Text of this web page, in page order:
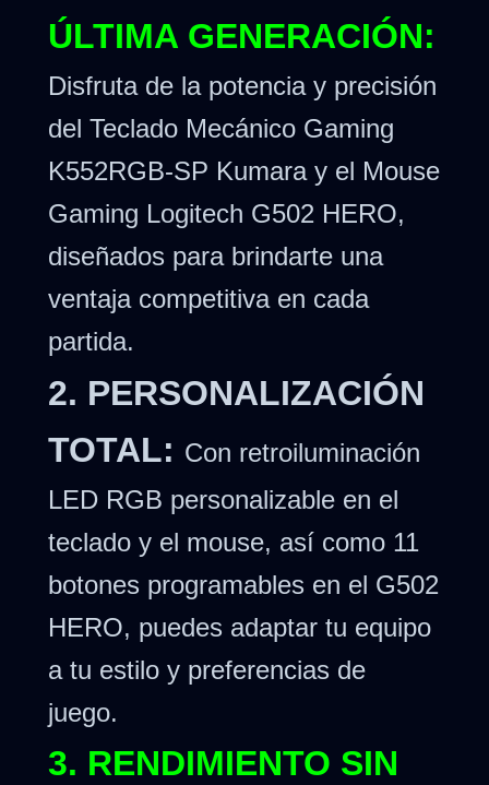
ÚLTIMA GENERACIÓN:
Disfruta de la potencia y precisión
del Teclado Mecánico Gaming
K552RGB-SP Kumara y el Mouse
Gaming Logitech G502 HERO,
diseñados para brindarte una
ventaja competitiva en cada
partida.
2. PERSONALIZACIÓN
TOTAL: Con retroiluminación
LED RGB personalizable en el
teclado y el mouse, así como 11
botones programables en el G502
HERO, puedes adaptar tu equipo
a tu estilo y preferencias de
juego.
3. RENDIMIENTO SIN